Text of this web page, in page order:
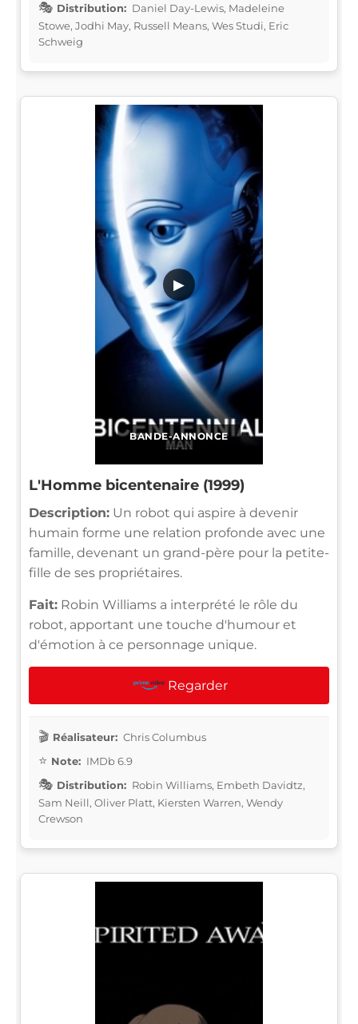
Distribution: Daniel Day-Lewis, Madeleine
Stowe, Jodhi May, Russell Means, Wes Studi, Eric
Schweig
BANDE-ANNONCE
▶
L'Homme bicentenaire (1999)
Description: Un robot qui aspire à devenir
humain forme une relation profonde avec une
famille, devenant un grand-père pour la petite-
fille de ses propriétaires.
Fait: Robin Williams a interprété le rôle du
robot, apportant une touche d'humour et
d'émotion à ce personnage unique.
Regarder
Réalisateur: Chris Columbus
Note: IMDb 6.9
Distribution: Robin Williams, Embeth Davidtz,
Sam Neill, Oliver Platt, Kiersten Warren, Wendy
Crewson